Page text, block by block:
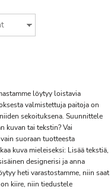
löytyy loistavia
valmistettuja paitoja on
sekoituksena. Suunnittele
kuvan tai tekstin? Vai
suoraan tuotteesta
kuva mieleiseksi: Lisää tekstiä,
designerisi ja anna
heti varastostamme, niin saat
kiire, niin tiedustele